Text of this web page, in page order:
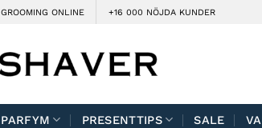
GROOMING ONLINE +16 000 NÖJDA KUNDER
PARFYM PRESENTTIPS SALE